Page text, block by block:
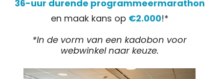
36-uur durende programmeermarathon
en maak kans op €2.000!*
*In de vorm van een kadobon voor
webwinkel naar keuze.